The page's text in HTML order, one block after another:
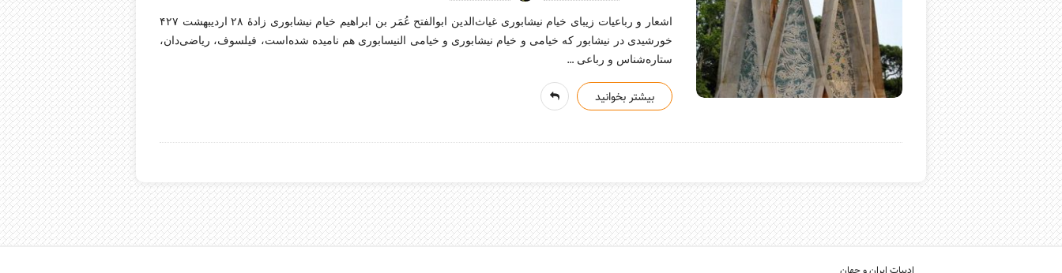
اشعار و رباعیات زیبای خیام نیشابوری غیاث‌الدین ابوالفتح عُمَر بن ابراهیم خیام نیشابوری زادهٔ ۲۸ اردیبهشت ۴۲۷
خورشیدی در نیشابور که خیامی و خیام نیشابوری و خیامی النیسابوری هم نامیده شده‌است، فیلسوف، ریاضی‌دان،
ستاره‌شناس و رباعی …
بیشتر بخوانید